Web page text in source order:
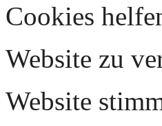
Cookies
Website zu
Website